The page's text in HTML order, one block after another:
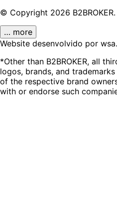
© Copyright 2026 B2BROKER.
… more
Website desenvolvido por
*Other than B2BROKER, all
logos, brands, and
of the respective brand
with or endorse such